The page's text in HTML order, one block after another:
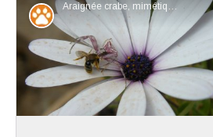
Araignée crabe, mimétique sur sa fleur hôte - ©Françoise Delville
Faune